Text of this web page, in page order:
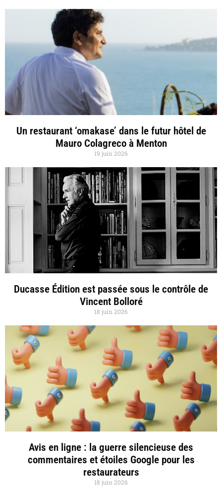
Un restaurant ‘omakase’ dans le futur hôtel de
Mauro Colagreco à Menton
19 juin 2026
Ducasse Édition est passée sous le contrôle de
Vincent Bolloré
18 juin 2026
Avis en ligne : la guerre silencieuse des
commentaires et étoiles Google pour les
restaurateurs
18 juin 2026